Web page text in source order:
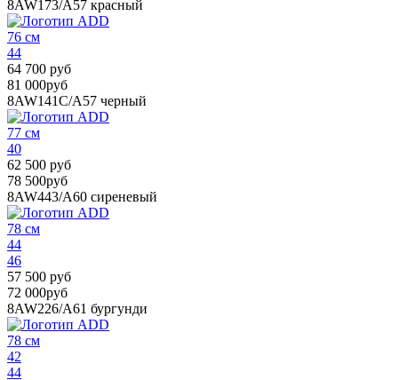
8AW173/A57 красный
76 см
44
64 700 руб
81 000руб
8AW141C/A57 черный
77 см
40
62 500 руб
78 500руб
8AW443/A60 сиреневый
78 см
44
46
57 500 руб
72 000руб
8AW226/A61 бургунди
78 см
42
44